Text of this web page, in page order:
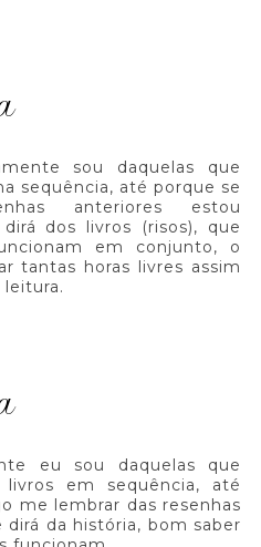
sou daquelas que
sequência, até porque se
anteriores estou
dos livros (risos), que
em conjunto, o
tantas horas livres assim
leitura.
eu sou daquelas que
em sequência, até
me lembrar das resenhas
dirá da história, bom saber